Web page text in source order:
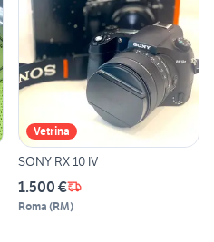
Vetrina
SONY RX 10 IV
1.500 €
Roma (RM)